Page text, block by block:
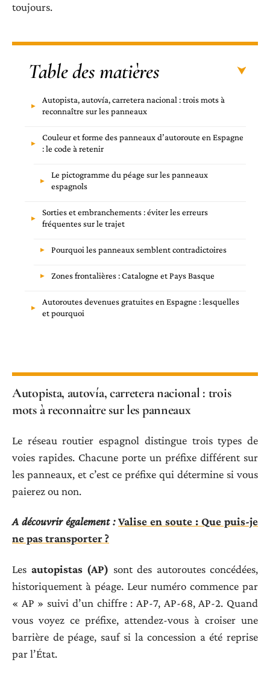
toujours.
Table des matières
Autopista, autovía, carretera nacional : trois mots à
reconnaître sur les panneaux
Couleur et forme des panneaux d’autoroute en Espagne
: le code à retenir
Le pictogramme du péage sur les panneaux
espagnols
Sorties et embranchements : éviter les erreurs
fréquentes sur le trajet
Pourquoi les panneaux semblent contradictoires
Zones frontalières : Catalogne et Pays Basque
Autoroutes devenues gratuites en Espagne : lesquelles
et pourquoi
Autopista, autovía, carretera nacional : trois
mots à reconnaître sur les panneaux
Le réseau routier espagnol distingue trois types de
voies rapides. Chacune porte un préfixe différent sur
les panneaux, et c’est ce préfixe qui détermine si vous
paierez ou non.
A découvrir également : Valise en soute : Que puis-je
ne pas transporter ?
Les autopistas (AP) sont des autoroutes concédées,
historiquement à péage. Leur numéro commence par
« AP » suivi d’un chiffre : AP-7, AP-68, AP-2. Quand
vous voyez ce préfixe, attendez-vous à croiser une
barrière de péage, sauf si la concession a été reprise
par l’État.